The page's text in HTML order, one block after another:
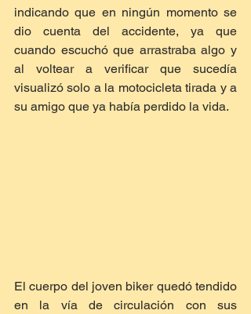
indicando que en ningún momento se
dio cuenta del accidente, ya que
cuando escuchó que arrastraba algo y
al voltear a verificar que sucedía
visualizó solo a la motocicleta tirada y a
su amigo que ya había perdido la vida.
El cuerpo del joven biker quedó tendido
en la vía de circulación con sus